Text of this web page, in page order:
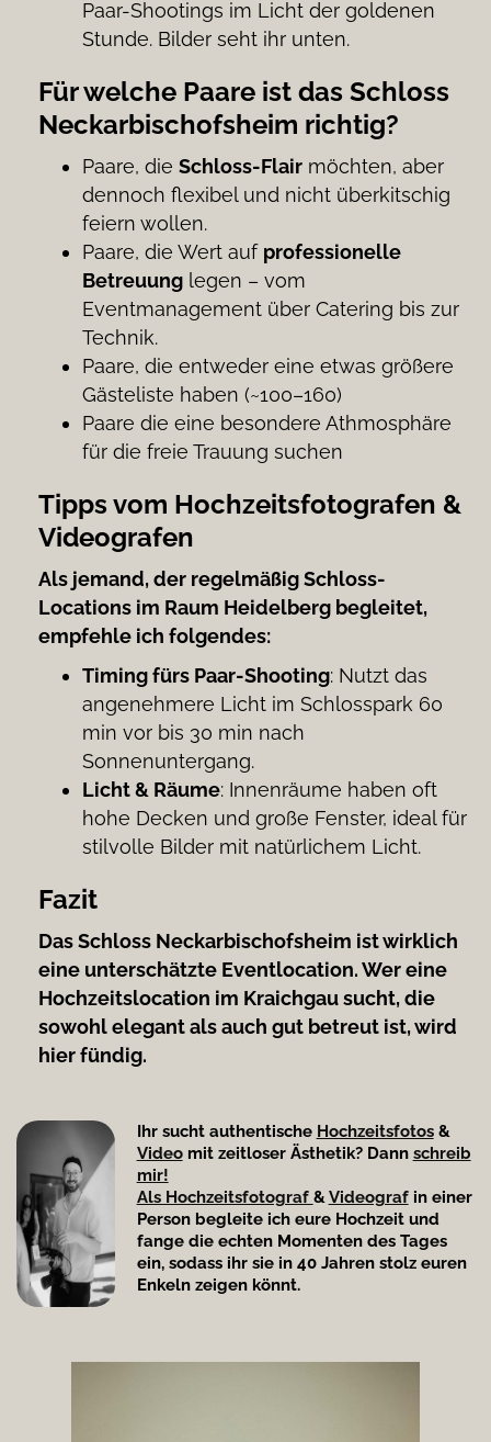
Paar-Shootings im Licht der goldenen
Stunde. Bilder seht ihr unten.
Für welche Paare ist das Schloss
Neckarbischofsheim richtig?
Paare, die Schloss-Flair möchten, aber
dennoch flexibel und nicht überkitschig
feiern wollen.
Paare, die Wert auf professionelle
Betreuung legen – vom
Eventmanagement über Catering bis zur
Technik.
Paare, die entweder eine etwas größere
Gästeliste haben (~100–160)
Paare die eine besondere Athmosphäre
für die freie Trauung suchen
Tipps vom Hochzeitsfotografen &
Videografen
Als jemand, der regelmäßig Schloss-
Locations im Raum Heidelberg begleitet,
empfehle ich folgendes:
Timing fürs Paar-Shooting: Nutzt das
angenehmere Licht im Schlosspark 60
min vor bis 30 min nach
Sonnenuntergang.
Licht & Räume: Innenräume haben oft
hohe Decken und große Fenster, ideal für
stilvolle Bilder mit natürlichem Licht.
Fazit
Das Schloss Neckarbischofsheim ist wirklich
eine unterschätzte Eventlocation. Wer eine
Hochzeitslocation im Kraichgausucht, die
sowohl elegant als auch gut betreut ist, wird
hier fündig.
Ihr sucht authentische Hochzeitsfotos&
Videomit zeitloser Ästhetik? Dann schreib
mir!
Als Hochzeitsfotograf &Videografin einer
Person begleite ich eure Hochzeit und
fange die echten Momenten des Tages
ein, sodass ihr sie in 40 Jahren stolz euren
Enkeln zeigen könnt.